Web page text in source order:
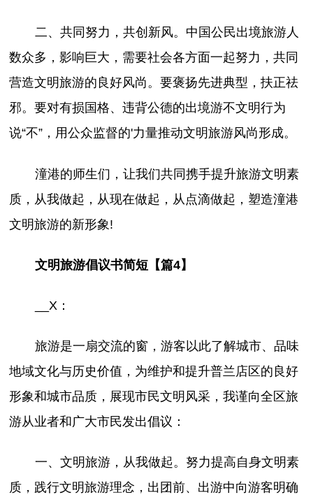
二、共同努力，共创新风。中国公民出境旅游人
数众多，影响巨大，需要社会各方面一起努力，共同
营造文明旅游的良好风尚。要褒扬先进典型，扶正祛
邪。要对有损国格、违背公德的出境游不文明行为
说“不”，用公众监督的'力量推动文明旅游风尚形成。
潼港的师生们，让我们共同携手提升旅游文明素
质，从我做起，从现在做起，从点滴做起，塑造潼港
文明旅游的新形象!
文明旅游倡议书简短【篇4】
__X：
旅游是一扇交流的窗，游客以此了解城市、品味
地域文化与历史价值，为维护和提升普兰店区的良好
形象和城市品质，展现市民文明风采，我谨向全区旅
游从业者和广大市民发出倡议：
一、文明旅游，从我做起。努力提高自身文明素
质，践行文明旅游理念，出团前、出游中向游客明确